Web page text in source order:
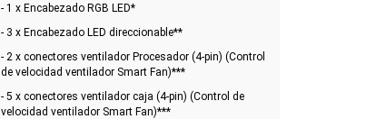
- 1 x Encabezado RGB LED*
- 3 x Encabezado LED direccionable**
- 2 x conectores ventilador Procesador (4-pin) (Control
de velocidad ventilador Smart Fan)***
- 5 x conectores ventilador caja (4-pin) (Control de
velocidad ventilador Smart Fan)***